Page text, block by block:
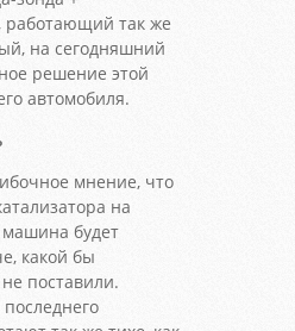
работающий так же
на сегодняшний
решение этой
автомобиля.
мнение, что
на
машина будет
какой бы
поставили.